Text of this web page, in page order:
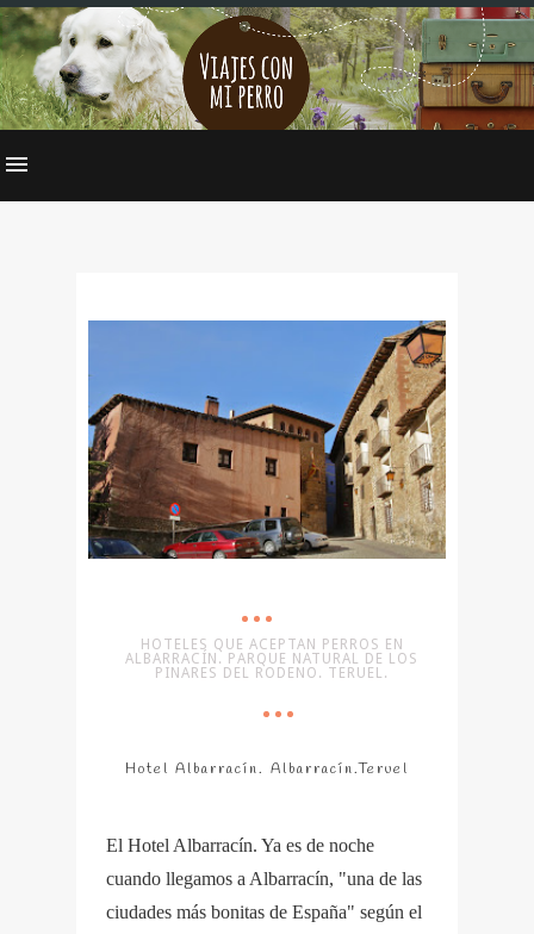
HOTELES QUE ACEPTAN PERROS EN
ALBARRACÍN. PARQUE NATURAL DE LOS
PINARES DEL RODENO. TERUEL.
Hotel Albarracín. Albarracín.Teruel
El Hotel Albarracín. Ya es de noche
cuando llegamos a Albarracín, "una de las
ciudades más bonitas de España" según el